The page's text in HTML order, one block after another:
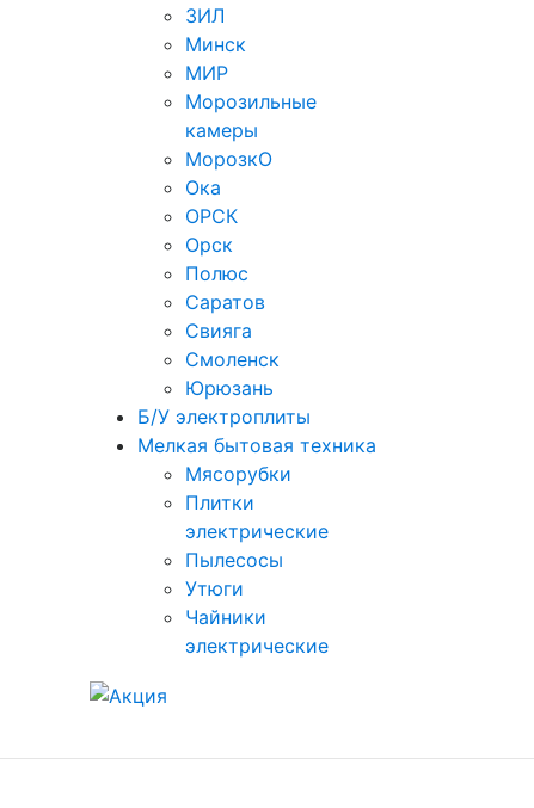
ЗИЛ
Минск
МИР
Морозильные
камеры
МорозкО
Ока
ОРСК
Орск
Полюс
Саратов
Свияга
Смоленск
Юрюзань
Б/У электроплиты
Мелкая бытовая техника
Мясорубки
Плитки
электрические
Пылесосы
Утюги
Чайники
электрические